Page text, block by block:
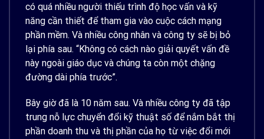
có quá nhiều người thiếu trình độ học vấn và kỹ
năng cần thiết để tham gia vào cuộc cách mạng
phần mềm. Và nhiều công nhân và công ty sẽ bị bỏ
lại phía sau. “Không có cách nào giải quyết vấn đề
này ngoài giáo dục và chúng ta còn một chặng
đường dài phía trước”.
Bây giờ đã là 10 năm sau. Và nhiều công ty đã tập
trung nỗ lực chuyển đổi kỹ thuật số để nắm bắt thị
phần doanh thu và thị phần của họ từ việc đổi mới